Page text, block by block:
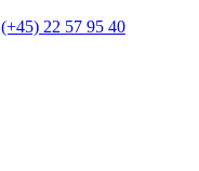
(+45) 22 57 95 40